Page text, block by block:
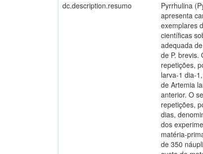
dc.description.resumo
Pyrrhulina
apresenta
exemplares
científicas
adequada
de P. brevis.
repetições,
larva-1 dia-
de Artemia
anterior. O
repetições,
dias,
dos
matéria-
de 350